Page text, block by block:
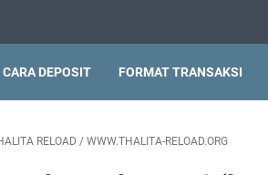
CARA DEPOSIT FORMAT TRANSAKSI
RELOAD / WWW.THALITA-RELOAD.ORG